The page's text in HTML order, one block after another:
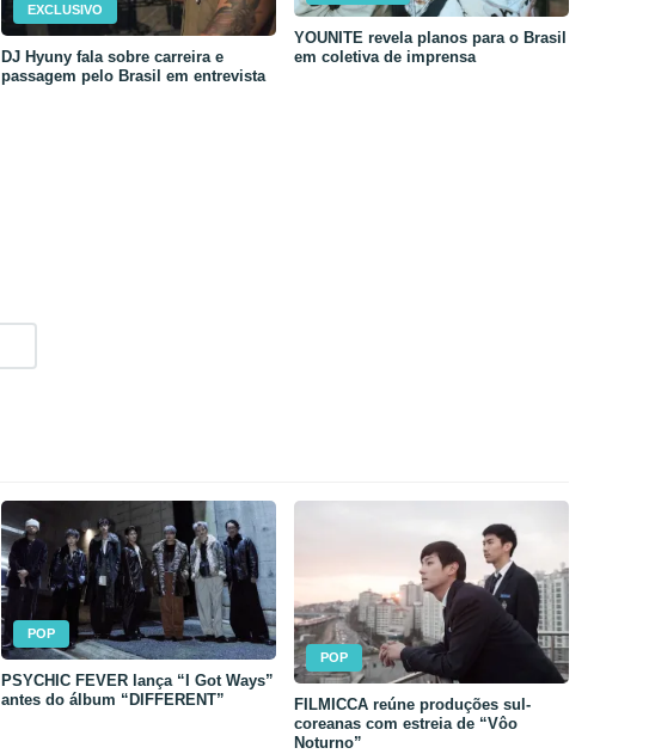
EXCLUSIVO
DJ Hyuny fala sobre carreira e
passagem pelo Brasil em entrevista
YOUNITE revela planos para o Brasil
em coletiva de imprensa
POP
PSYCHIC FEVER lança “I Got Ways”
antes do álbum “DIFFERENT”
POP
FILMICCA reúne produções sul-
coreanas com estreia de “Vôo
Noturno”